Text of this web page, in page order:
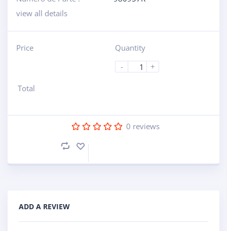
view all details
Price
Quantity
-
+
Total
0 reviews
ADD A REVIEW